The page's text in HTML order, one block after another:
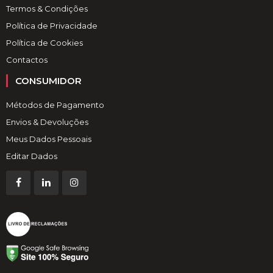
Termos & Condições
Política de Privacidade
Política de Cookies
Contactos
CONSUMIDOR
Métodos de Pagamento
Envios & Devoluções
Meus Dados Pessoais
Editar Dados